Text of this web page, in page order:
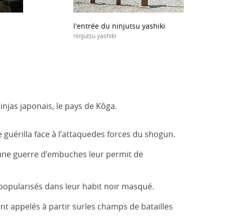
l'entrée du ninjutsu yashiki
ninjutsu yashiki
japonais, le pays de Kôga.
face à l’attaquedes forces du shogun.
guerre d’embuches leur permit de
dans leur habit noir masqué.
appelés à partir surles champs de batailles